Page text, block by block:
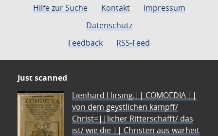
Hilfe zur Suche Kontakt
Impressum
Datenschutz
Feedback
RSS-Feed
Just scanned
Lienhard Hirsing.|| COMOEDIA ||
von dem geystlichen kampff/
Christ=||licher Ritterschafft/ das
ist/ wie die || Christen aus warheit